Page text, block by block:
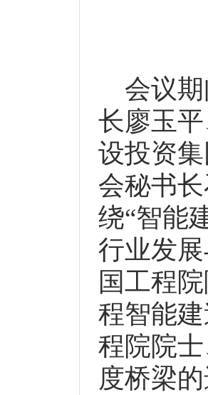
会议
长廖玉
设投资
会秘书
绕“智能
行业发
国工程
程智能
程院院
度桥梁